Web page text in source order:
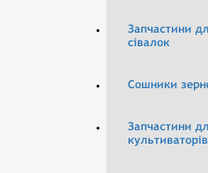
Запчастини
сівалок
Сошники
Запчастини